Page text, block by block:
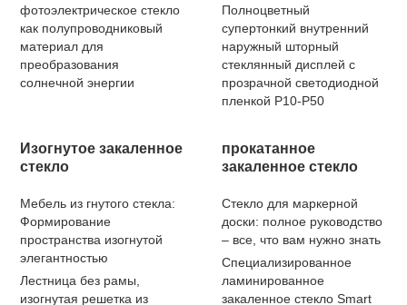
фотоэлектрическое стекло
как полупроводниковый
материал для
преобразования
солнечной энергии
Полноцветный
супертонкий внутренний
наружный шторный
стеклянный дисплей с
прозрачной светодиодной
пленкой P10-P50
Изогнутое закаленное
стекло
Мебель из гнутого стекла:
Формирование
пространства изогнутой
элегантностью
Лестница без рамы,
изогнутая решетка из
прокатанное
закаленное стекло
Стекло для маркерной
доски: полное руководство
– все, что вам нужно знать
Специализированное
ламинированное
закаленное стекло Smart